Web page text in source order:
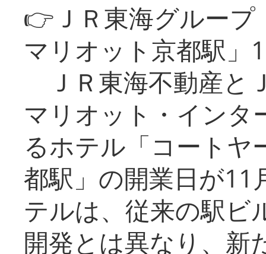
👉ＪＲ東海グルー
マリオット京都駅」
ＪＲ東海不動産と
マリオット・インタ
るホテル「コートヤ
都駅」の開業日が11
テルは、従来の駅ビ
開発とは異なり、新